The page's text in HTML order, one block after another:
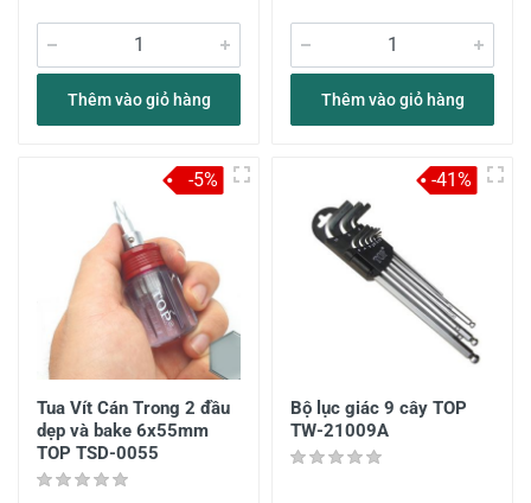
Thêm vào giỏ hàng Thêm vào giỏ hàng
Tua Vít Cán Trong 2 đầu
dẹp và bake 6x55mm
TOP TSD-0055
-5%
Bộ lục giác 9 cây TOP
TW-21009A
-41%